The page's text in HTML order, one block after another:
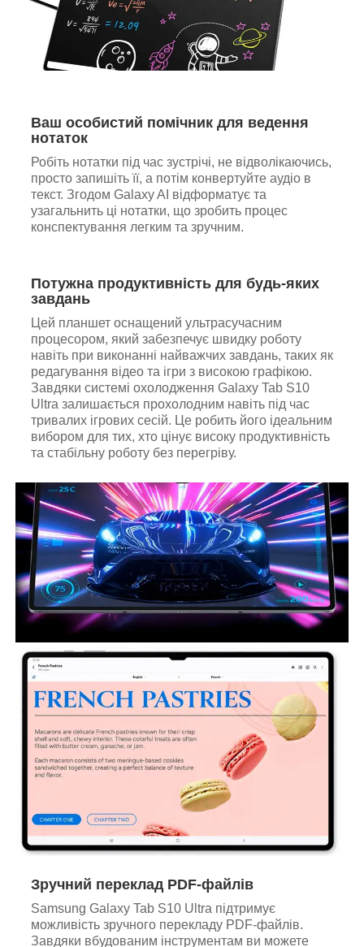
Ваш особистий помічник для ведення
нотаток
Робіть нотатки під час зустрічі, не відволікаючись,
просто запишіть її, а потім конвертуйте аудіо в
текст. Згодом Galaxy AI відформатує та
узагальнить ці нотатки, що зробить процес
конспектування легким та зручним.
Потужна продуктивність для будь-яких
завдань
Цей планшет оснащений ультрасучасним
процесором, який забезпечує швидку роботу
навіть при виконанні найважчих завдань, таких як
редагування відео та ігри з високою графікою.
Завдяки системі охолодження Galaxy Tab S10
Ultra залишається прохолодним навіть під час
тривалих ігрових сесій. Це робить його ідеальним
вибором для тих, хто цінує високу продуктивність
та стабільну роботу без перегріву.
Зручний переклад PDF-файлів
Samsung Galaxy Tab S10 Ultra підтримує
можливість зручного перекладу PDF-файлів.
Завдяки вбудованим інструментам ви можете